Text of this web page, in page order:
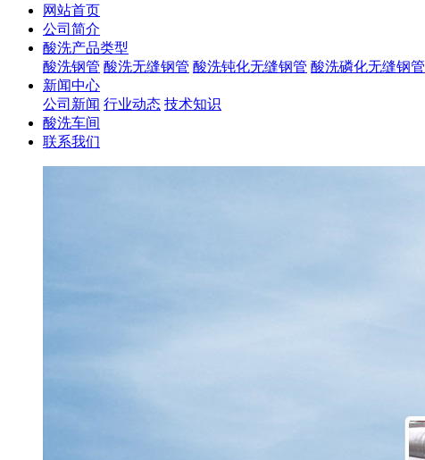
网站首页
公司简介
酸洗产品类型
酸洗钢管 酸洗无缝钢管 酸洗钝化无缝钢管 酸洗磷化无缝钢管
新闻中心
公司新闻 行业动态 技术知识
酸洗车间
联系我们